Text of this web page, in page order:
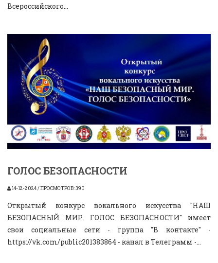
Всероссийского...
ГОЛОС БЕЗОПАСНОСТИ
14-12-2024 / ПРОСМОТРОВ: 390
Открытый конкурс вокального искусства "НАШ
БЕЗОПАСНЫЙ МИР. ГОЛОС БЕЗОПАСНОСТИ" имеет
свои социальные сети - группа "В контакте" -
https://vk.com/public201383864 - канал в Телеграмм -...